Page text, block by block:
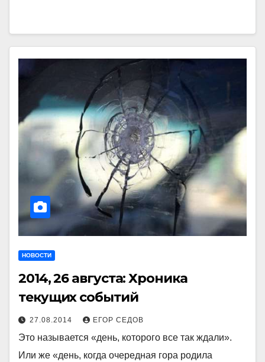
НОВОСТИ
2014, 26 августа: Хроника
текущих событий
27.08.2014 ЕГОР СЕДОВ
Это называется «день, которого все так ждали».
Или же «день, когда очередная гора родила